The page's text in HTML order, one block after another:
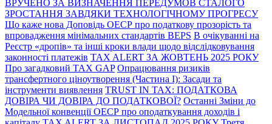
ВРУЧЕНО ЗА ВИЗНАЧЕННЯ ПЕРЕДУМОВ СТАЛОГО
ЗРОСТАННЯ ЗАВДЯКИ ТЕХНОЛОГІЧНОМУ ПРОГРЕСУ
Що каже нова Доповідь ОЕСР про податкову прозорість та
впровадження мінімальних стандартів BEPS В очікуванні на
Реєстр «дропів» та інші кроки влади щодо відслідковування
законності платежів TAX ALERT ЗА ЖОВТЕНЬ 2025 РОКУ
Про загадковий TAX GAP Опрацювання ризиків
трансфертного ціноутворення (Частина І): Засади та
інструменти виявлення TRUST IN TAX: ПОДАТКОВА
ДОВІРА ЧИ ДОВІРА ДО ПОДАТКОВОЇ? Останні Зміни до
Модельної конвенції ОЕСР про оподаткування доходів і